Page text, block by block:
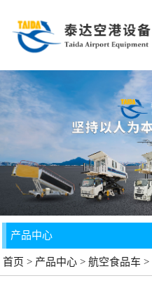
产品中心
首页 > 产品中心 >航空食品车 >